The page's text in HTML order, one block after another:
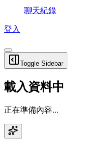
聊天紀錄
登入
Toggle Sidebar
載入資料中
正在準備內容...